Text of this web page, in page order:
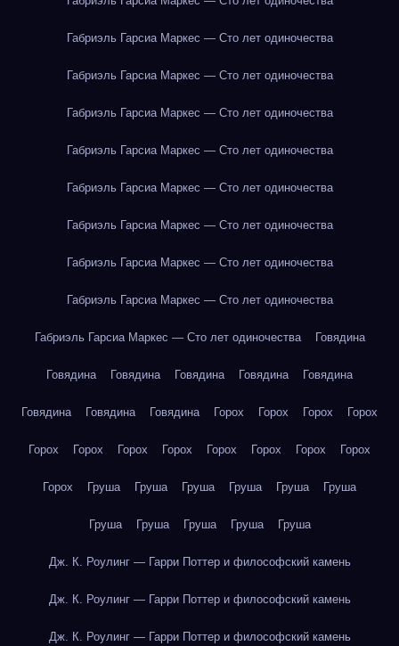
Габриэль Гарсиа Маркес — Сто лет одиночества
Габриэль Гарсиа Маркес — Сто лет одиночества
Габриэль Гарсиа Маркес — Сто лет одиночества
Габриэль Гарсиа Маркес — Сто лет одиночества
Габриэль Гарсиа Маркес — Сто лет одиночества
Габриэль Гарсиа Маркес — Сто лет одиночества
Габриэль Гарсиа Маркес — Сто лет одиночества
Габриэль Гарсиа Маркес — Сто лет одиночества
Габриэль Гарсиа Маркес — Сто лет одиночества Говядина
Говядина Говядина Говядина Говядина Говядина
Говядина Говядина Говядина Горох Горох Горох Горох
Горох Горох Горох Горох Горох Горох Горох Горох
Горох Груша Груша Груша Груша Груша Груша
Груша Груша Груша Груша Груша
Дж. К. Роулинг — Гарри Поттер и философский камень
Дж. К. Роулинг — Гарри Поттер и философский камень
Дж. К. Роулинг — Гарри Поттер и философский камень